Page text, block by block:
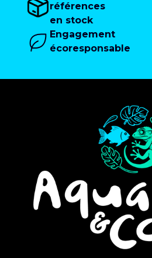
références
en stock
Engagement
écoresponsable